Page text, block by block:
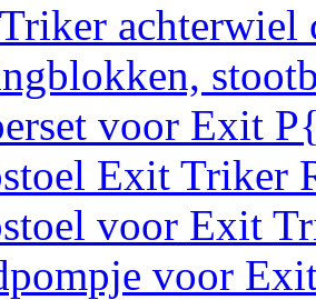
achterwiel
voor Exit
Exit Triker
voor Exit
voor